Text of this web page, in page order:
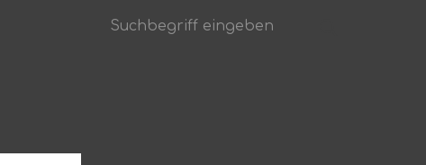
Suchbegriff